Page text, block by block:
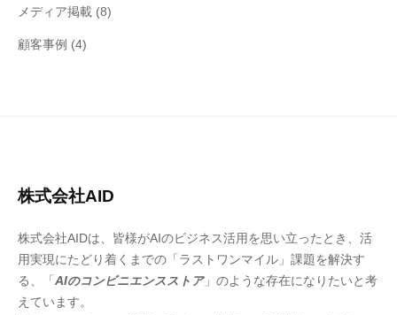
メディア掲載 (8)
顧客事例 (4)
株式会社AID
株式会社AIDは、皆様がAIのビジネス活用を思い立ったとき、活
用実現にたどり着くまでの「ラストワンマイル」課題を解決す
る、「 AIのコンビニエンスストア」のような存在になりたいと考
えています。